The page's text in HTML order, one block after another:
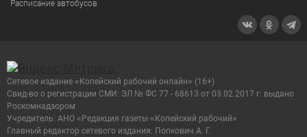
Расписание автобусов
Сетевое издание «Копейский рабочий онлайн» (16+)
Cвид-во о регистрации СМИ: ЭЛ № ФС 77 - 68613 от 03.02.2017 г. выдано
Роскомнадзором
Учредитель: АНО «Редакция газеты «Копейский рабочий»
Главный редактор сетевого издания: Попкович А. Г.